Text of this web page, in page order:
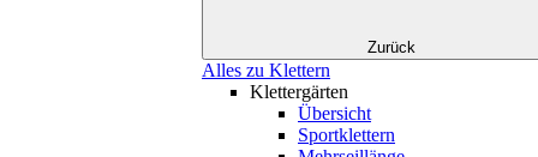
Zurück
Alles zu Klettern
Klettergärten
Übersicht
Sportklettern